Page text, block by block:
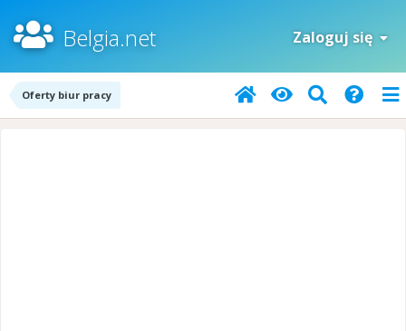
Belgia.net Zaloguj się
Oferty biur pracy